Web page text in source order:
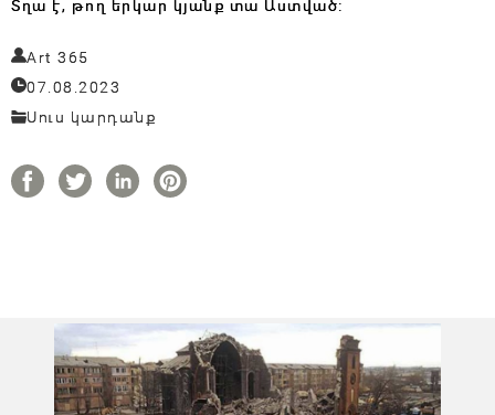
Տղա է, թող երկար կյանք տա Աստված:
Art 365
07.08.2023
Սուս կարդանք